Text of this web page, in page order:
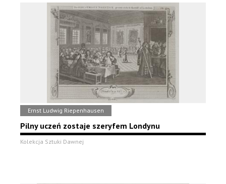
Ernst Ludwig Riepenhausen
Pilny uczeń zostaje szeryfem Londynu
Kolekcja Sztuki Dawnej